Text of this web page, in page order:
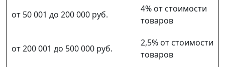
от 50 001 до 200 000 руб.
4% от стоимости
товаров
от 200 001 до 500 000 руб.
2,5% от стоимости
товаров